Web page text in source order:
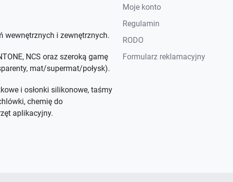
wewnętrznych i zewnętrznych.
NCS oraz szeroką gamę
mat/supermat/połysk).
i osłonki silikonowe, taśmy
chemię do
aplikacyjny.
Moje konto
Regulamin
RODO
Formularz reklamacyjny